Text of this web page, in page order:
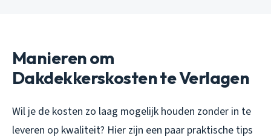
Manieren om
Dakdekkerskosten te Verlagen
Wil je de kosten zo laag mogelijk houden zonder in te
leveren op kwaliteit? Hier zijn een paar praktische tips